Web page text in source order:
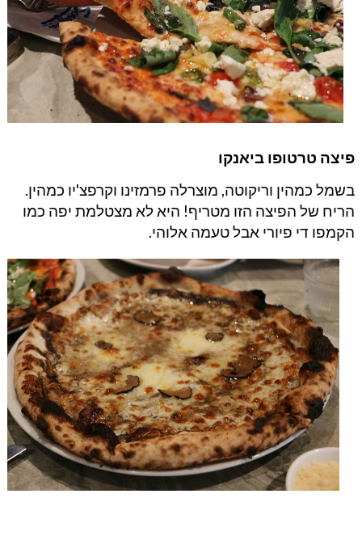
פיצה טרטופו ביאנקו
בשמל כמהין וריקוטה, מוצרלה פרמזינו וקרפצ'יו כמהין.
הריח של הפיצה הזו מטריף! היא לא מצטלמת יפה כמו
הקמפו די פיורי אבל טעמה אלוהי.